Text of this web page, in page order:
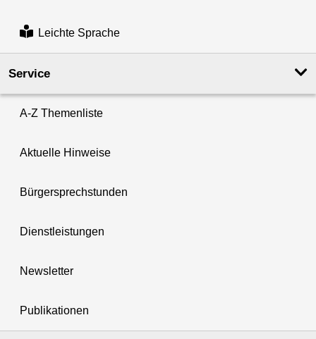
Leichte Sprache
Service
A-Z Themenliste
Aktuelle Hinweise
Bürgersprechstunden
Dienstleistungen
Newsletter
Publikationen